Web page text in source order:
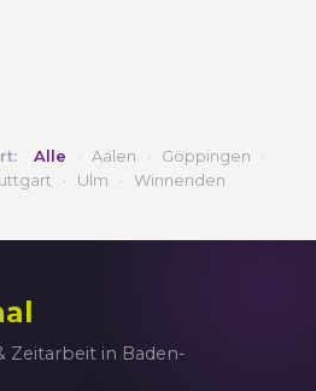
Alle · Aalen · Göppingen
·
· Ulm · Winnenden
Zeitarbeit in Baden-